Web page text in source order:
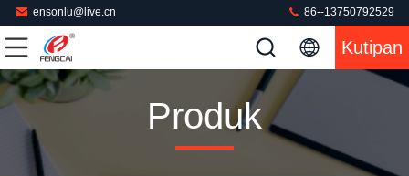
ensonlu@live.cn 86--13750792529
Kutipan
Produk